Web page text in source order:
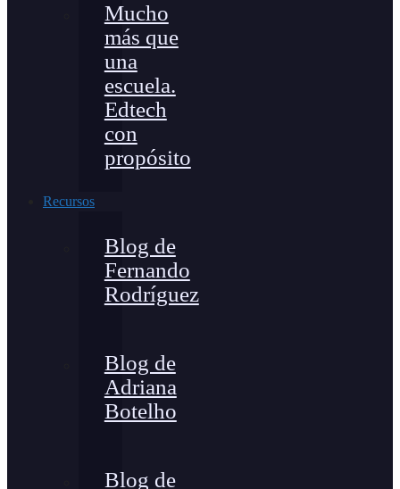
Mucho
más que
una
escuela.
Edtech
con
propósito
Recursos
Blog de
Fernando
Rodríguez
Blog de
Adriana
Botelho
Blog de